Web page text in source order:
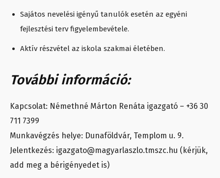
Sajátos nevelési igényű tanulók esetén az egyéni
fejlesztési terv figyelembevétele.
Aktív részvétel az iskola szakmai életében.
További információ:
Kapcsolat: Némethné Márton Renáta igazgató – +36 30
711 7399
Munkavégzés helye: Dunaföldvár, Templom u. 9.
Jelentkezés: igazgato@magyarlaszlo.tmszc.hu (kérjük,
add meg a bérigényedet is)